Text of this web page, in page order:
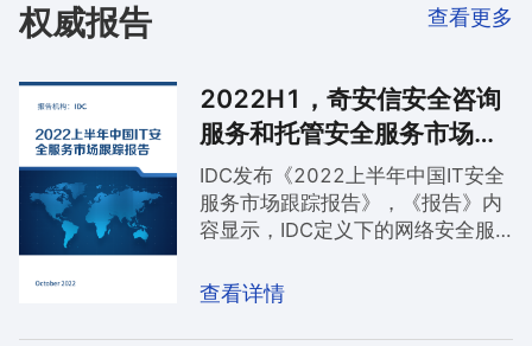
权威报告 查看更多
2022H1，奇安信安全咨询
服务和托管安全服务市场第
一
IDC发布《2022上半年中国IT安全
服务市场跟踪报告》，《报告》内
容显示，IDC定义下的网络安全服
全教育与培训服务、托管安全服
务、安全集成服务四个子市场构
成。其中，在安全咨询服务和托管
查看详情